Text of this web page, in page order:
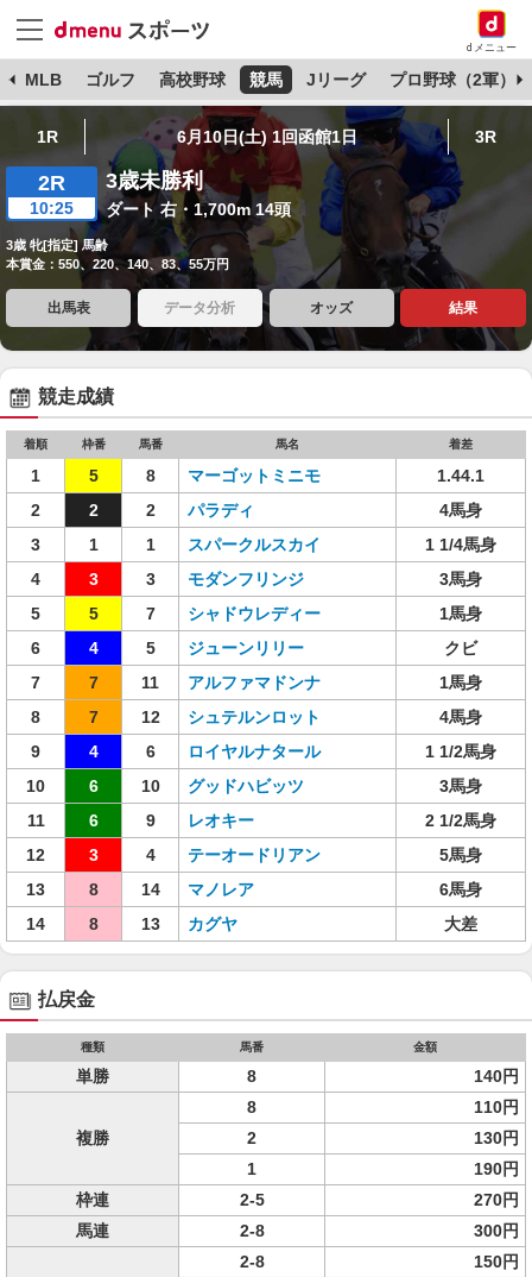
dメニュー
MLB ゴルフ 高校野球 競馬 Jリーグ プロ野球（2軍）
1R 6月10日(土) 1回函館1日 3R
2R
10:25
3歳未勝利
ダート 右・1,700m 14頭
3歳 牝[指定] 馬齢
本賞金：550、220、140、83、55万円
出馬表 データ分析 オッズ 結果
競走成績
着順 枠番 馬番 馬名 着差
1 5 8 マーゴットミニモ
1.44.1
2
2 2 パラディ
4馬身
3
1 1 スパークルスカイ
1 1/4馬身
4
3 3 モダンフリンジ
3馬身
5
5 7 シャドウレディー
1馬身
6
4 5 ジューンリリー
クビ
7
7 11 アルファマドンナ
1馬身
8
7 12 シュテルンロット
4馬身
9
4 6 ロイヤルナタール
1 1/2馬身
10
6 10 グッドハビッツ
3馬身
11
6 9 レオキー
2 1/2馬身
12
3 4 テーオードリアン
5馬身
13
8 14 マノレア
6馬身
14
8 13 カグヤ 大差
払戻金
種類 馬番 金額
単勝 8 140円
複勝
8
110円
2
130円
1
190円
枠連
2-5
270円
馬連
2-8 300円
2-8
150円